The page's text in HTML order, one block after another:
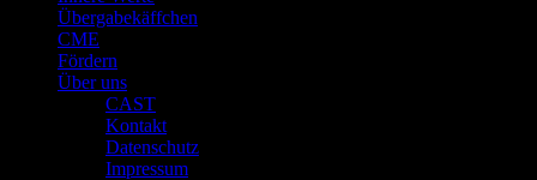
Übergabekäffchen
CME
Fördern
Über uns
CAST
Kontakt
Datenschutz
Impressum